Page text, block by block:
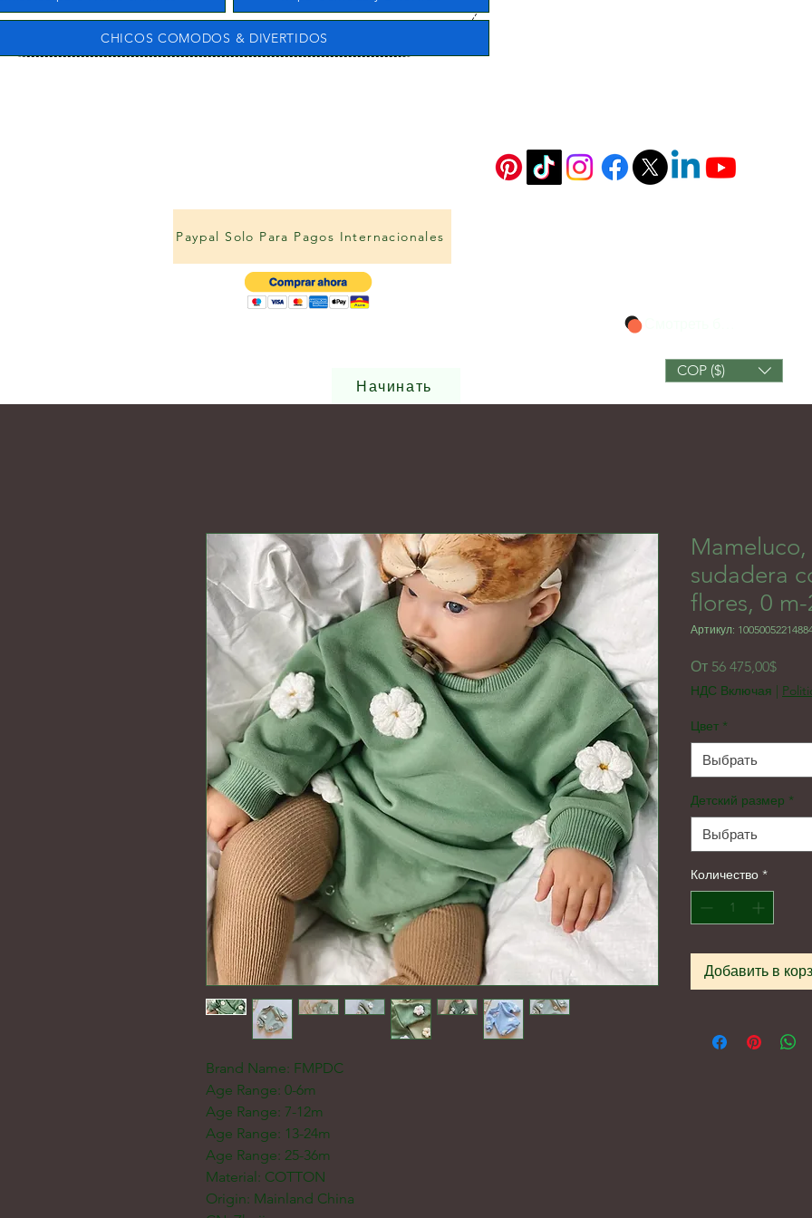
CHICOS COMODOS & DIVERTIDOS
Paypal Solo Para Pagos Internacionales
Начинать
COP ($)
Brand Name: FMPDC
Age Range: 0-6m
Age Range: 7-12m
Age Range: 13-24m
Age Range: 25-36m
Material: COTTON
Origin: Mainland China
sudadera
flores, 0
Артикул:
От 56 475,00$
НДС Включая |
Цвет *
Выбрать
Детский размер *
Выбрать
Количество *
Добавить в